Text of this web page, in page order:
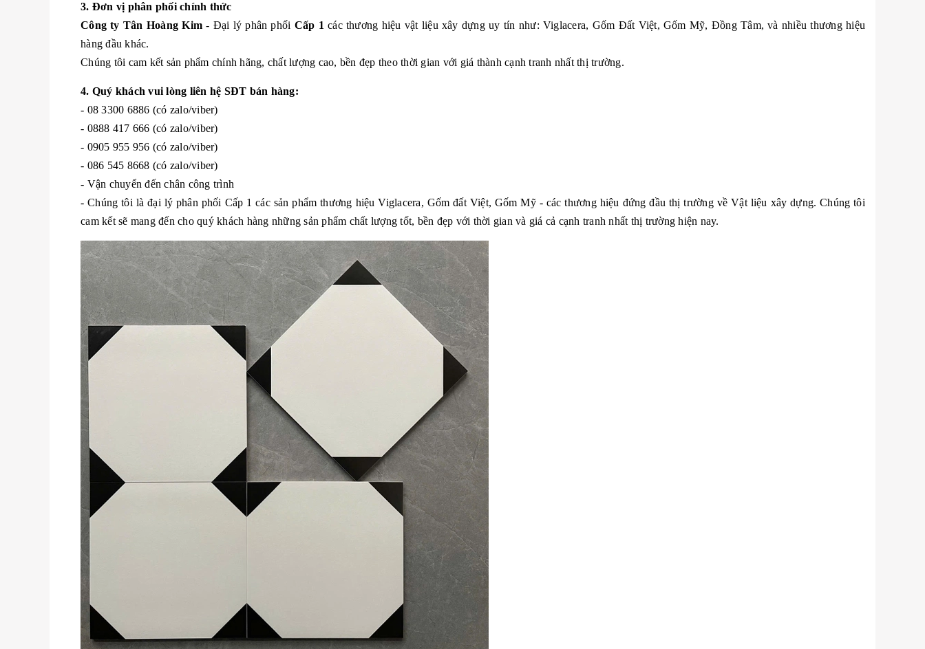
3. Đơn vị phân phối chính thức
Công ty Tân Hoàng Kim - Đại lý phân phối Cấp 1 các thương hiệu vật liệu xây dựng uy tín như: Viglacera, Gốm Đất Việt, Gốm Mỹ, Đồng Tâm, và nhiều thương hiệu
hàng đầu khác.
Chúng tôi cam kết sản phẩm chính hãng, chất lượng cao, bền đẹp theo thời gian với giá thành cạnh tranh nhất thị trường.
4. Quý khách vui lòng liên hệ SĐT bán hàng:
- 08 3300 6886 (có zalo/viber)
- 0888 417 666 (có zalo/viber)
- 0905 955 956 (có zalo/viber)
- 086 545 8668 (có zalo/viber)
- Vận chuyển đến chân công trình
- Chúng tôi là đại lý phân phối Cấp 1 các sản phẩm thương hiệu Viglacera, Gốm đất Việt, Gốm Mỹ - các thương hiệu đứng đầu thị trường về Vật liệu xây dựng. Chúng tôi
cam kết sẽ mang đến cho quý khách hàng những sản phẩm chất lượng tốt, bền đẹp với thời gian và giá cả cạnh tranh nhất thị trường hiện nay.